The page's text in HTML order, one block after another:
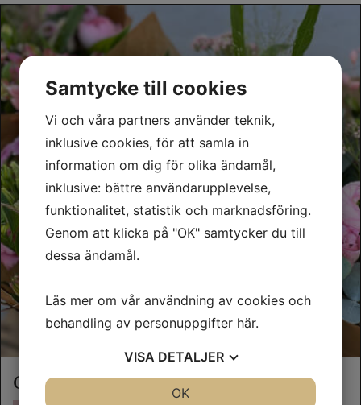
Corsage
Samtycke till cookies
Vi och våra partners använder teknik,
inklusive cookies, för att samla in
information om dig för olika ändamål,
inklusive: bättre användarupplevelse,
funktionalitet, statistik och marknadsföring.
Genom att klicka på "OK" samtycker du till
dessa ändamål.
Läs mer om vår användning av cookies och
behandling av personuppgifter här.
VISA DETALJER
OK